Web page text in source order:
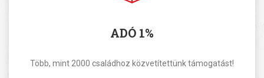
ADÓ 1%
Több, mint 2000 családhoz közvetítettünk támogatást!